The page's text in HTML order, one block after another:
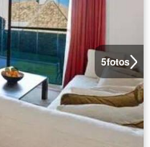
5fotos